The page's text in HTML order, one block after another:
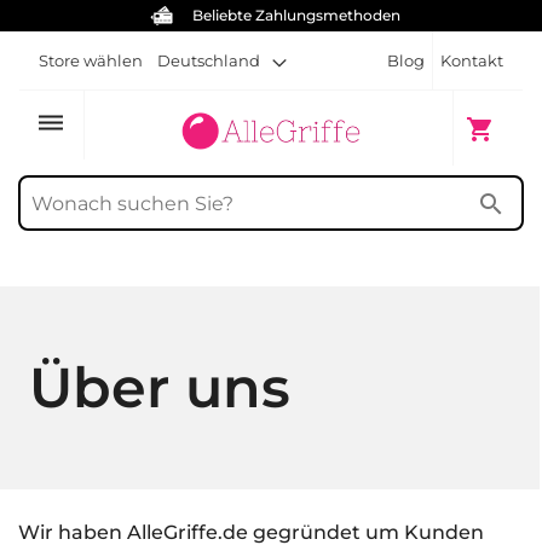
Kostenlose
Blog Kontakt
Store wählen Deutschland
dehaze shopping_cart
Mein
search
Über uns
Wir haben AlleGriffe.de gegründet um Kunden